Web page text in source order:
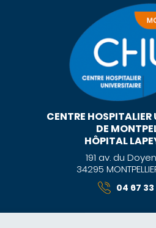
CENTRE HOSPITALIER
DE
HÔPITAL
191 av. du
34295
04 67 33